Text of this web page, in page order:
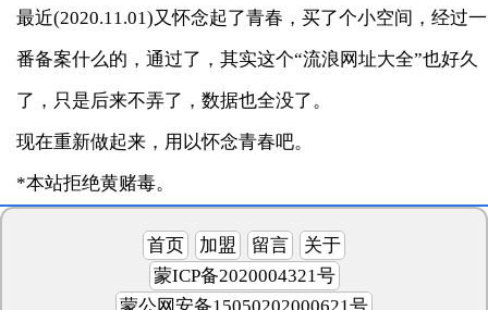
最近(2020.11.01)又怀念起了青春，买了个小空间，经过一
番备案什么的，通过了，其实这个“流浪网址大全”也好久
了，只是后来不弄了，数据也全没了。
现在重新做起来，用以怀念青春吧。
*本站拒绝黄赌毒。
首页 加盟 留言
关于
蒙ICP备2020004321号